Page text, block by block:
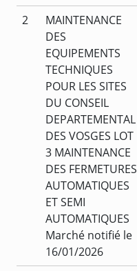
2
MAINTENANCE
DES
EQUIPEMENTS
TECHNIQUES
POUR LES SITES
DU CONSEIL
DEPARTEMENTAL
DES VOSGES LOT
3 MAINTENANCE
DES FERMETURES
AUTOMATIQUES
ET SEMI
AUTOMATIQUES
Marché notifié le
16/01/2026